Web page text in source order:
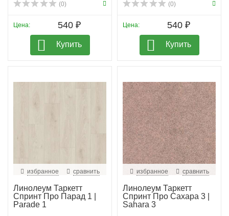
(0)
Цена: 540 ₽
Купить
(0)
Цена: 540 ₽
Купить
избранное сравнить
Линолеум Таркетт
Спринт Про Парад 1 |
Parade 1
избранное сравнить
Линолеум Таркетт
Спринт Про Сахара 3 |
Sahara 3